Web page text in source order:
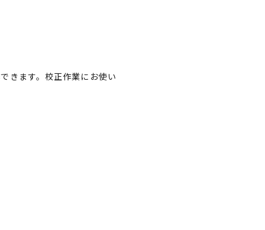
きます。校正作業にお使い